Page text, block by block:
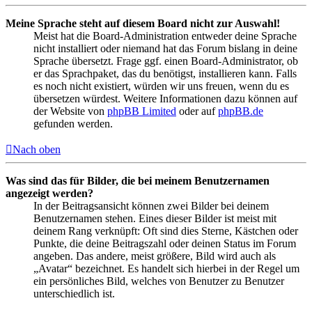
Meine Sprache steht auf diesem Board nicht zur Auswahl!
Meist hat die Board-Administration entweder deine Sprache
nicht installiert oder niemand hat das Forum bislang in deine
Sprache übersetzt. Frage ggf. einen Board-Administrator, ob
er das Sprachpaket, das du benötigst, installieren kann. Falls
es noch nicht existiert, würden wir uns freuen, wenn du es
übersetzen würdest. Weitere Informationen dazu können auf
der Website von phpBB Limited oder aufphpBB.de
gefunden werden.
Nach oben
Was sind das für Bilder, die bei meinem Benutzernamen
angezeigt werden?
In der Beitragsansicht können zwei Bilder bei deinem
Benutzernamen stehen. Eines dieser Bilder ist meist mit
deinem Rang verknüpft: Oft sind dies Sterne, Kästchen oder
Punkte, die deine Beitragszahl oder deinen Status im Forum
angeben. Das andere, meist größere, Bild wird auch als
„Avatar“ bezeichnet. Es handelt sich hierbei in der Regel um
ein persönliches Bild, welches von Benutzer zu Benutzer
unterschiedlich ist.